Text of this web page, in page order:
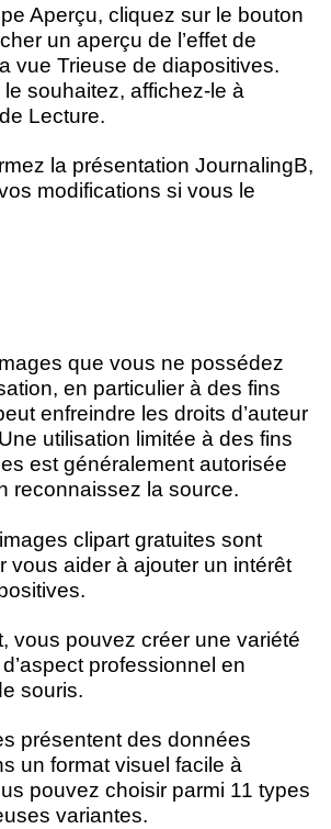
Aperçu, cliquez sur le bouton
un aperçu de l’effet de
vue Trieuse de diapositives.
souhaitez, affichez-le à
Lecture.
la présentation JournalingB,
modifications si vous le
que vous ne possédez
en particulier à des fins
enfreindre les droits d’auteur
utilisation limitée à des fins
est généralement autorisée
reconnaissez la source.
clipart gratuites sont
vous aider à ajouter un intérêt
vous pouvez créer une variété
professionnel en
souris.
présentent des données
un format visuel facile à
pouvez choisir parmi 11 types
variantes.